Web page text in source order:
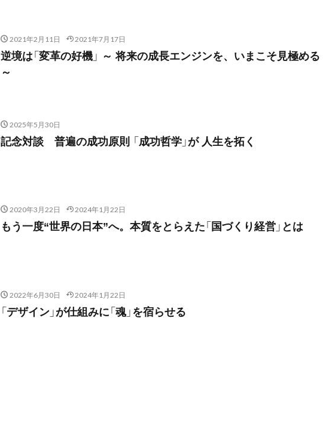
2021年2月11日 2021年7月17日
逆境は「変革の好機」 ～ 将来の成長エンジンを、いまこそ見極める
～
2025年5月30日
記念対談 普遍の成功原則 「成功哲学」が 人生を拓く
2020年3月22日 2024年1月22日
もう一度“世界の日本”へ。本質をとらえた「国づくり経営」とは
2022年6月30日 2024年1月22日
「デザイン」が仕組みに「魂」を宿らせる